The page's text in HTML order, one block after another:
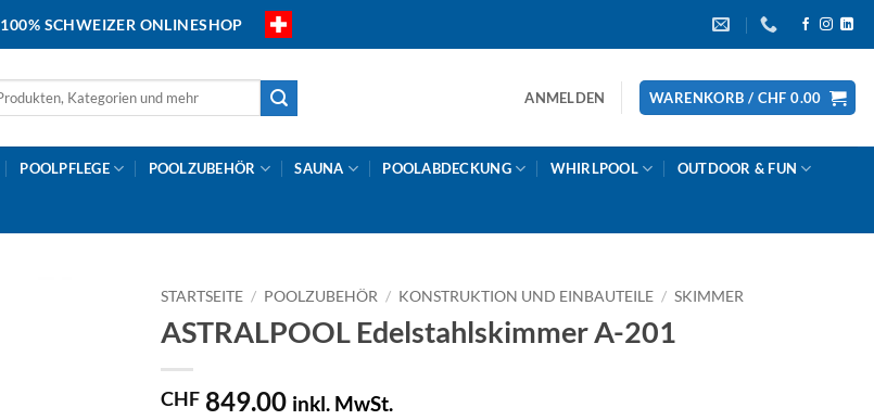
100% SCHWEIZER ONLINESHOP
ANMELDEN WARENKORB / CHF 0.00
POOLPFLEGE POOLZUBEHÖR SAUNA POOLABDECKUNG WHIRLPOOL OUTDOOR & FUN
STARTSEITE / POOLZUBEHÖR / KONSTRUKTION UND EINBAUTEILE / SKIMMER
ASTRALPOOL Edelstahlskimmer A-201
CHF 849.00 inkl. MwSt.